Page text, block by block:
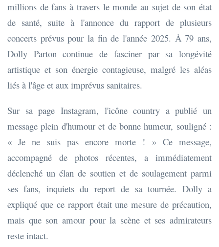
millions de fans à travers le monde au sujet de son état
de santé, suite à l'annonce du rapport de plusieurs
concerts prévus pour la fin de l'année 2025. À 79 ans,
Dolly Parton continue de fasciner par sa longévité
artistique et son énergie contagieuse, malgré les aléas
liés à l'âge et aux imprévus sanitaires.
Sur sa page Instagram, l'icône country a publié un
message plein d'humour et de bonne humeur, souligné :
« Je ne suis pas encore morte ! » Ce message,
accompagné de photos récentes, a immédiatement
déclenché un élan de soutien et de soulagement parmi
ses fans, inquiets du report de sa tournée. Dolly a
expliqué que ce rapport était une mesure de précaution,
mais que son amour pour la scène et ses admirateurs
reste intact.